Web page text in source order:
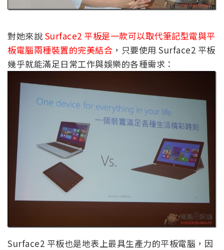
對她來說 Surface2 平板是一款可以取代筆記型電與平
板電腦兩種裝置的完美結合 ，只要使用 Surface2 平板
幾乎就能滿足日常工作與娛樂的各種需求：
Surface2 平板也是地表上最具生產力的平板電腦，因